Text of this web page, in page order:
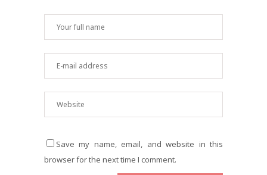
Save my name, email, and website in this
browser for the next time I comment.